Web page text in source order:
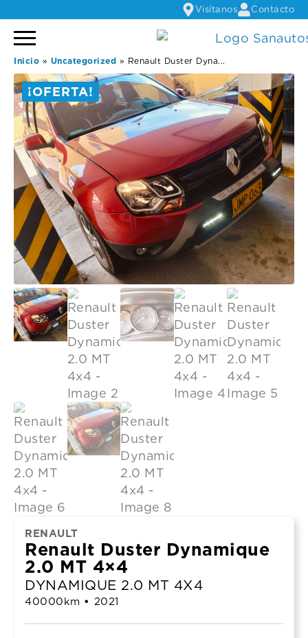
Visítanos Contacto
Inicio » Uncategorized » Renault Duster Dyna...
¡OFERTA!
RENAULT
Renault Duster Dynamique
2.0 MT 4×4
DYNAMIQUE 2.0 MT 4X4
40000km • 2021